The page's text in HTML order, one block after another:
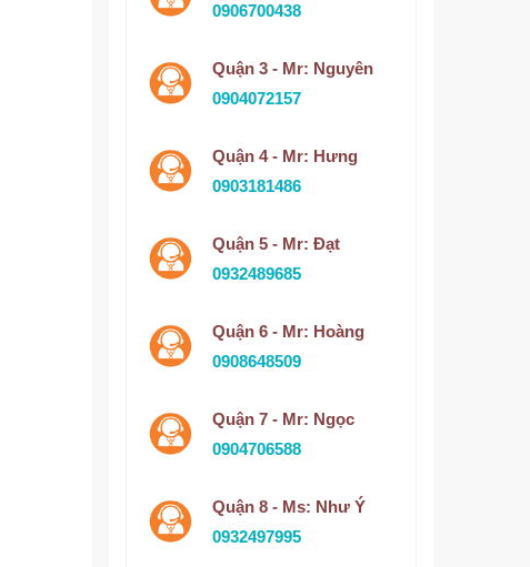
0906700438
Quận 3 - Mr: Nguyên
0904072157
Quận 4 - Mr: Hưng
0903181486
Quận 5 - Mr: Đạt
0932489685
Quận 6 - Mr: Hoàng
0908648509
Quận 7 - Mr: Ngọc
0904706588
Quận 8 - Ms: Như Ý
0932497995